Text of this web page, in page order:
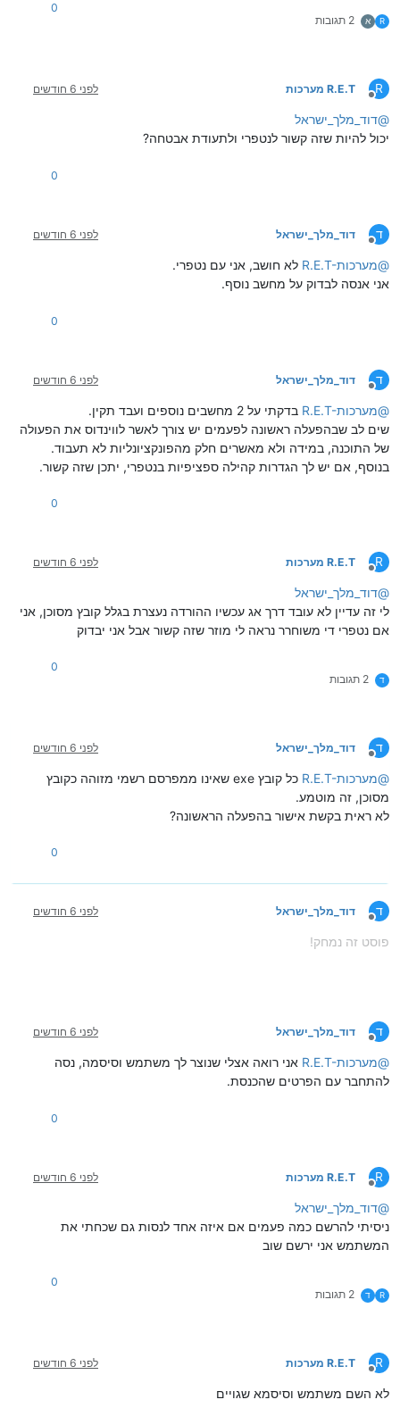
R א 2 תגובות
0
R
מנותק
R.E.T מערכות לפני 6 חודשים
@דוד_מלך_ישראל
יכול להיות שזה קשור לנטפרי ולתעודת אבטחה?
0
ד
מנותק
דוד_מלך_ישראל לפני 6 חודשים
@R.E.T-מערכות
לא חושב, אני עם נטפרי.
אני אנסה לבדוק על מחשב נוסף.
0
ד
מנותק
דוד_מלך_ישראל לפני 6 חודשים
@R.E.T-מערכות
בדקתי על 2 מחשבים נוספים ועבד תקין.
שים לב שבהפעלה ראשונה לפעמים יש צורך לאשר לווינדוס את הפעולה
של התוכנה, במידה ולא מאשרים חלק מהפונקציונליות לא תעבוד.
בנוסף, אם יש לך הגדרות קהילה ספציפיות בנטפרי, יתכן שזה קשור.
0
R
מנותק
R.E.T מערכות לפני 6 חודשים
@דוד_מלך_ישראל
לי זה עדיין לא עובד דרך אג עכשיו ההורדה נעצרת בגלל קובץ מסוכן, אני
אם נטפרי די משוחרר נראה לי מוזר שזה קשור אבל אני יבדוק
ד 2 תגובות
0
ד
מנותק
דוד_מלך_ישראל לפני 6 חודשים
@R.E.T-מערכות
כל קובץ exe שאינו ממפרסם רשמי מזוהה כקובץ
מסוכן, זה מוטמע.
לא ראית בקשת אישור בהפעלה הראשונה?
0
ד
מנותק
דוד_מלך_ישראל לפני 6 חודשים
פוסט זה נמחק!
ד
מנותק
דוד_מלך_ישראל לפני 6 חודשים
@R.E.T-מערכות
אני רואה אצלי שנוצר לך משתמש וסיסמה, נסה
להתחבר עם הפרטים שהכנסת.
0
R
מנותק
R.E.T מערכות לפני 6 חודשים
@דוד_מלך_ישראל
ניסיתי להרשם כמה פעמים אם איזה אחד לנסות גם שכחתי את
המשתמש אני ירשם שוב
R ד 2 תגובות
0
R
מנותק
R.E.T מערכות לפני 6 חודשים
לא השם משתמש וסיסמא שגויים